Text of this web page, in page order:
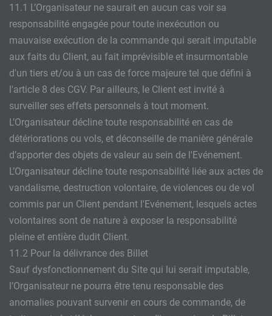
11.1 L’Organisateur ne saurait en aucun cas voir sa
responsabilité engagée pour toute inexécution ou
mauvaise exécution de la commande qui serait imputable
aux faits du Client, au fait imprévisible et insurmontable
d'un tiers et/ou à un cas de force majeure tel que défini à
l'article 8 des CGV. Par ailleurs, le Client est invité à
surveiller ses effets personnels à tout moment.
L’Organisateur décline toute responsabilité en cas de
détériorations ou vols, et déconseille de manière générale
d’apporter des objets de valeur au sein de l'Evénement.
L’Organisateur décline toute responsabilité liée aux actes de
vandalisme, destruction volontaire, de violences ou de vol
commis par un Client pendant l'Evénement, lesquels actes
volontaires sont de nature à exposer la responsabilité
pleine et entière dudit Client.
11.2 Pour la délivrance des Billet
Sauf dysfonctionnement du Site qui lui serait imputable,
l’Organisateur ne pourra être tenu responsable des
anomalies pouvant survenir en cours de commande, de